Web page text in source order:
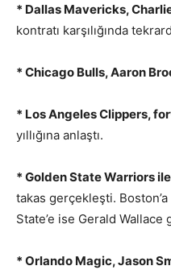
* Dallas Mavericks,
kontratı karşılığında
* Chicago Bulls, Aaron
* Los Angeles Clippers,
yıllığına anlaştı.
* Golden State Warriors
takas gerçekleşti.
State’e ise Gerald Wallace
* Orlando Magic, Jason